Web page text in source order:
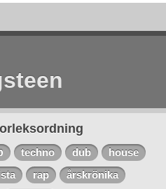
techno dub house
rap
årskrönika